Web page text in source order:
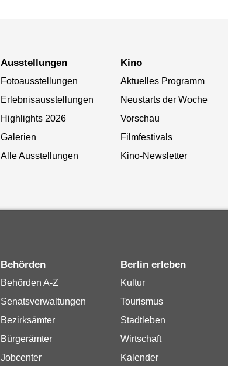
Ausstellungen
Fotoausstellungen
Erlebnisausstellungen
Highlights 2026
Galerien
Alle Ausstellungen
Kino
Aktuelles Programm
Neustarts der Woche
Vorschau
Filmfestivals
Kino-Newsletter
Behörden
Behörden A-Z
Senatsverwaltungen
Bezirksämter
Bürgerämter
Jobcenter
Berlin erleben
Kultur
Tourismus
Stadtleben
Wirtschaft
Kalender